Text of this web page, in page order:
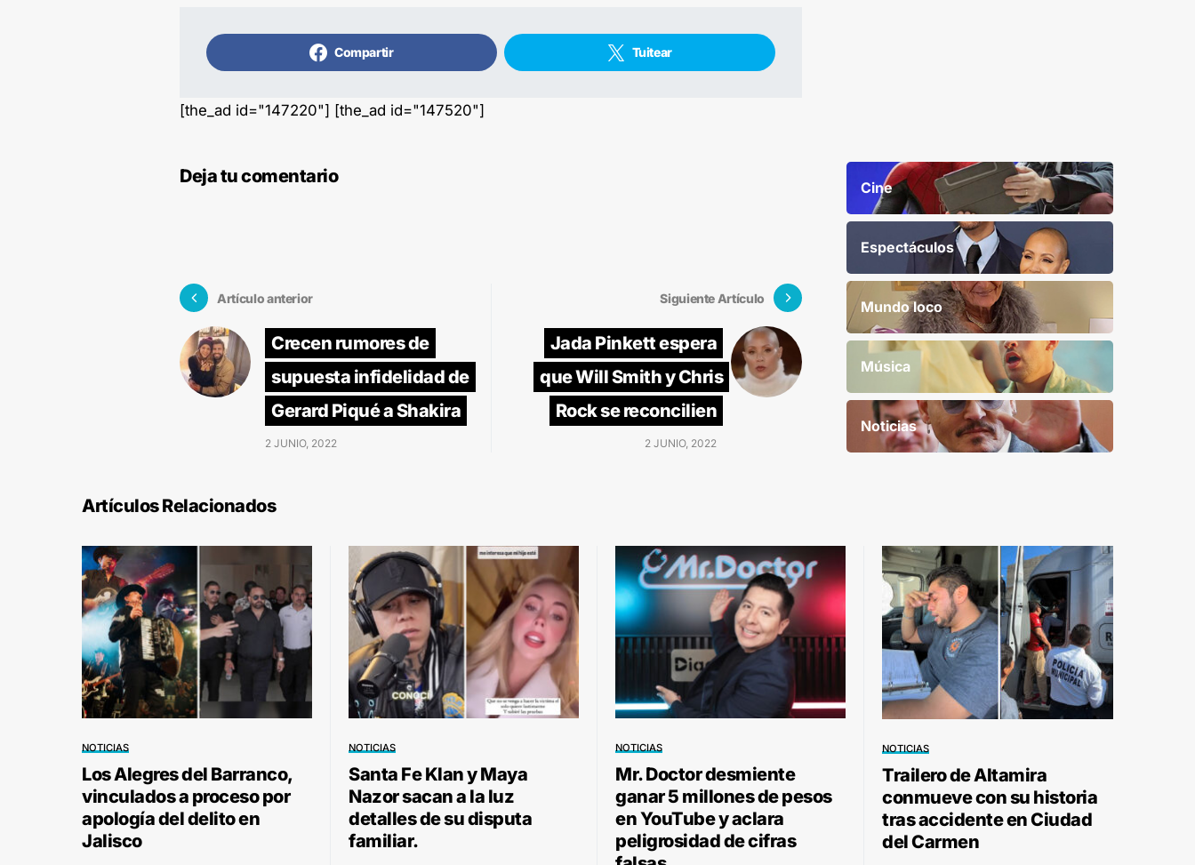
Compartir Tuitear
[the_ad id="147220"] [the_ad id="147520"]
Deja tu comentario
Artículo anterior
Crecen rumores de
supuesta infidelidad de
Gerard Piqué a Shakira
2 JUNIO, 2022
Siguiente Artículo
Jada Pinkett espera
que Will Smith y Chris
Rock se reconcilien
2 JUNIO, 2022
Cine
Espectáculos
Mundo loco
Música
Noticias
Artículos Relacionados
NOTICIAS
Los Alegres del Barranco,
vinculados a proceso por
apología del delito en
Jalisco
NOTICIAS
Santa Fe Klan y Maya
Nazor sacan a la luz
detalles de su disputa
familiar.
NOTICIAS
Mr. Doctor desmiente
ganar 5 millones de pesos
en YouTube y aclara
peligrosidad de cifras
NOTICIAS
Trailero de Altamira
conmueve con su historia
tras accidente en Ciudad
del Carmen